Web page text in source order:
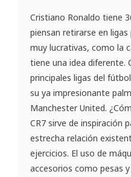
Cristiano Ronaldo tiene
piensan retirarse en
muy lucrativas, como la
tiene una idea diferente.
principales ligas del
su ya impresionante
Manchester United.
CR7 sirve de inspiración
estrecha relación
ejercicios. El uso de
accesorios como pesas